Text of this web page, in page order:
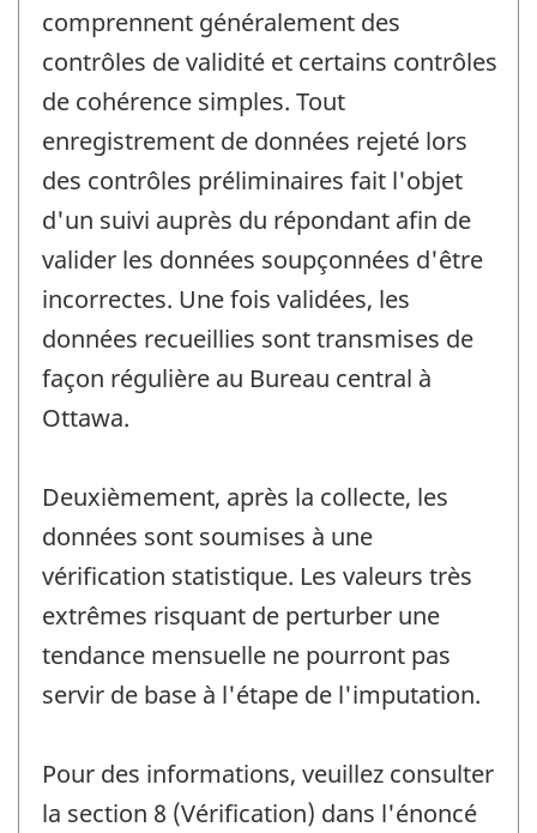
comprennent généralement des
contrôles de validité et certains contrôles
de cohérence simples. Tout
enregistrement de données rejeté lors
des contrôles préliminaires fait l'objet
d'un suivi auprès du répondant afin de
valider les données soupçonnées d'être
incorrectes. Une fois validées, les
données recueillies sont transmises de
façon régulière au Bureau central à
Ottawa.
Deuxièmement, après la collecte, les
données sont soumises à une
vérification statistique. Les valeurs très
extrêmes risquant de perturber une
tendance mensuelle ne pourront pas
servir de base à l'étape de l'imputation.
Pour des informations, veuillez consulter
la section 8 (Vérification) dans l'énoncé